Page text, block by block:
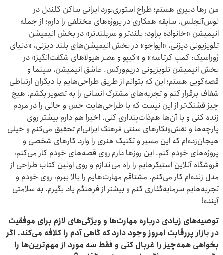
من رها دبیری هستم؛ طراح استوری‌بورد ایرانی ساکن گلندل در
لوس‌آنجلس. سابقه همکاری در پروژه‌های مختلفی را دارم؛ از جمله
انیمیشن «خانواده پراود: بلندتر و سربلندتر» در بخش انیمیشن
تلویزیونی دیزنی، «ایواجو» در بخش انیمیشن‌های بلند دیزنی، «دنیای
ژوراسیک: کمپ کرتاسه» و «کیپو و عصر هیولاهای شگفت‌انگیز» در
بخش انیمیشن تلویزیونی دریم‌ورکس. عاشق انیمیشن، سینما و
قصه‌گویی هستم؛ این که بتوانم از طریق طراحی‌هایم با دیگران ارتباطی
شفاف برقرار کنم و تجربه‌های مشترک انسانی را به تصویر بکشم. هیچ
چیز قشنگ‌تر از این نیست که با طراحی‌هایت حس و حالی را در مردم
زنده کنی و با آن‌ها هم‌ذات‌پنداری کنی. اخیرا هم دارم بیشتر روی
پارچه‌ها و نقش‌ونگارهای سنتی فرهنگ ایرانی‌ام تحقیق می‌کنم و خیلی
هیجان‌زده‌ام که این مسیر و تکنیک هنری را وارد کارهای شخصی و
پروژه‌های خودم کنم. این روزها دارم روی قصه‌های خودم کار می‌کنم،
فروشگاه آنلاین استیکرهایم را راه می‌اندازم و روی اولین کتاب طراحی از
مدل زنده‌ام کار می‌کنم. مشتاقم مهارت‌هایم را بالا ببرم، روی خودم و
تجربه‌هایم سرمایه‌گذاری کنم و بیشتر از فرهنگم یاد بگیرم. به سلامتی
آینده!
توصیه‌های زیادی درباره مهارت‌ها و ویژگی‌های لازم برای موفقیت
در بازار پررقابت امروز وجود دارد که گاهی آدم را کلافه می‌کند. اگر
بخواهی همه‌چیز را غربال کنی و فقط سه مورد از مهم‌ترین‌ها را